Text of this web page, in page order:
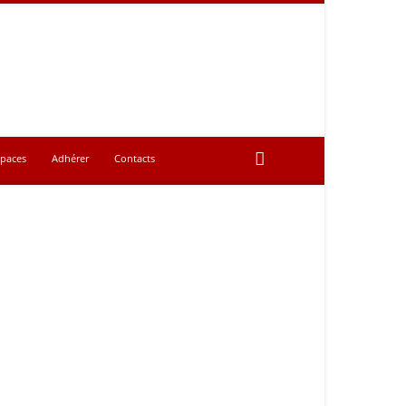
Adhérer Contacts